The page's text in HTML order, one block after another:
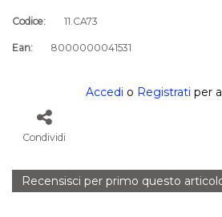
Codice: 11.CA73
Ean: 8000000041531
Accedi o Registrati per
Condividi
Recensisci per primo questo